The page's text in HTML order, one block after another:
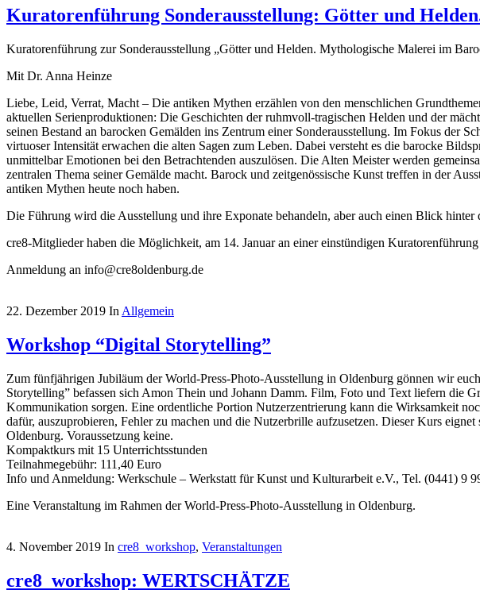
Kuratorenführung Sonderausstellung: Götter und
Kuratorenführung zur Sonderausstellung „Götter und Helden. Mythologische Malerei im
Mit Dr. Anna Heinze
Liebe, Leid, Verrat, Macht – Die antiken Mythen erzählen von den menschlichen
aktuellen Serienproduktionen: Die Geschichten der ruhmvoll-tragischen Helden und der
seinen Bestand an barocken Gemälden ins Zentrum einer Sonderausstellung. Im Fokus der
virtuoser Intensität erwachen die alten Sagen zum Leben. Dabei versteht es die barocke
unmittelbar Emotionen bei den Betrachtenden auszulösen. Die Alten Meister werden
zentralen Thema seiner Gemälde macht. Barock und zeitgenössische Kunst treffen in der
antiken Mythen heute noch haben.
Die Führung wird die Ausstellung und ihre Exponate behandeln, aber auch einen Blick
cre8-Mitglieder haben die Möglichkeit, am 14. Januar an einer einstündigen
Anmeldung an info@cre8oldenburg.de
22. Dezember 2019 In Allgemein
Workshop “Digital Storytelling”
Zum fünfjährigen Jubiläum der World-Press-Photo-Ausstellung in Oldenburg gönnen wir
Storytelling” befassen sich Amon Thein und Johann Damm. Film, Foto und Text liefern die
Kommunikation sorgen. Eine ordentliche Portion Nutzerzentrierung kann die Wirksamkeit
dafür, auszuprobieren, Fehler zu machen und die Nutzerbrille aufzusetzen. Dieser Kurs
Oldenburg. Voraussetzung keine.
Kompaktkurs mit 15 Unterrichtsstunden
Teilnahmegebühr: 111,40 Euro
Info und Anmeldung: Werkschule – Werkstatt für Kunst und Kulturarbeit e.V., Tel. (0441) 9
Eine Veranstaltung im Rahmen der World-Press-Photo-Ausstellung in Oldenburg.
4. November 2019 In cre8_workshop, Veranstaltungen
cre8_workshop: WERTSCHÄTZE